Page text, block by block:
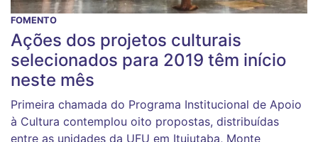
FOMENTO
Ações dos projetos culturais
selecionados para 2019 têm início
neste mês
Primeira chamada do Programa Institucional de Apoio
à Cultura contemplou oito propostas, distribuídas
entre as unidades da UFU em Ituiutaba, Monte